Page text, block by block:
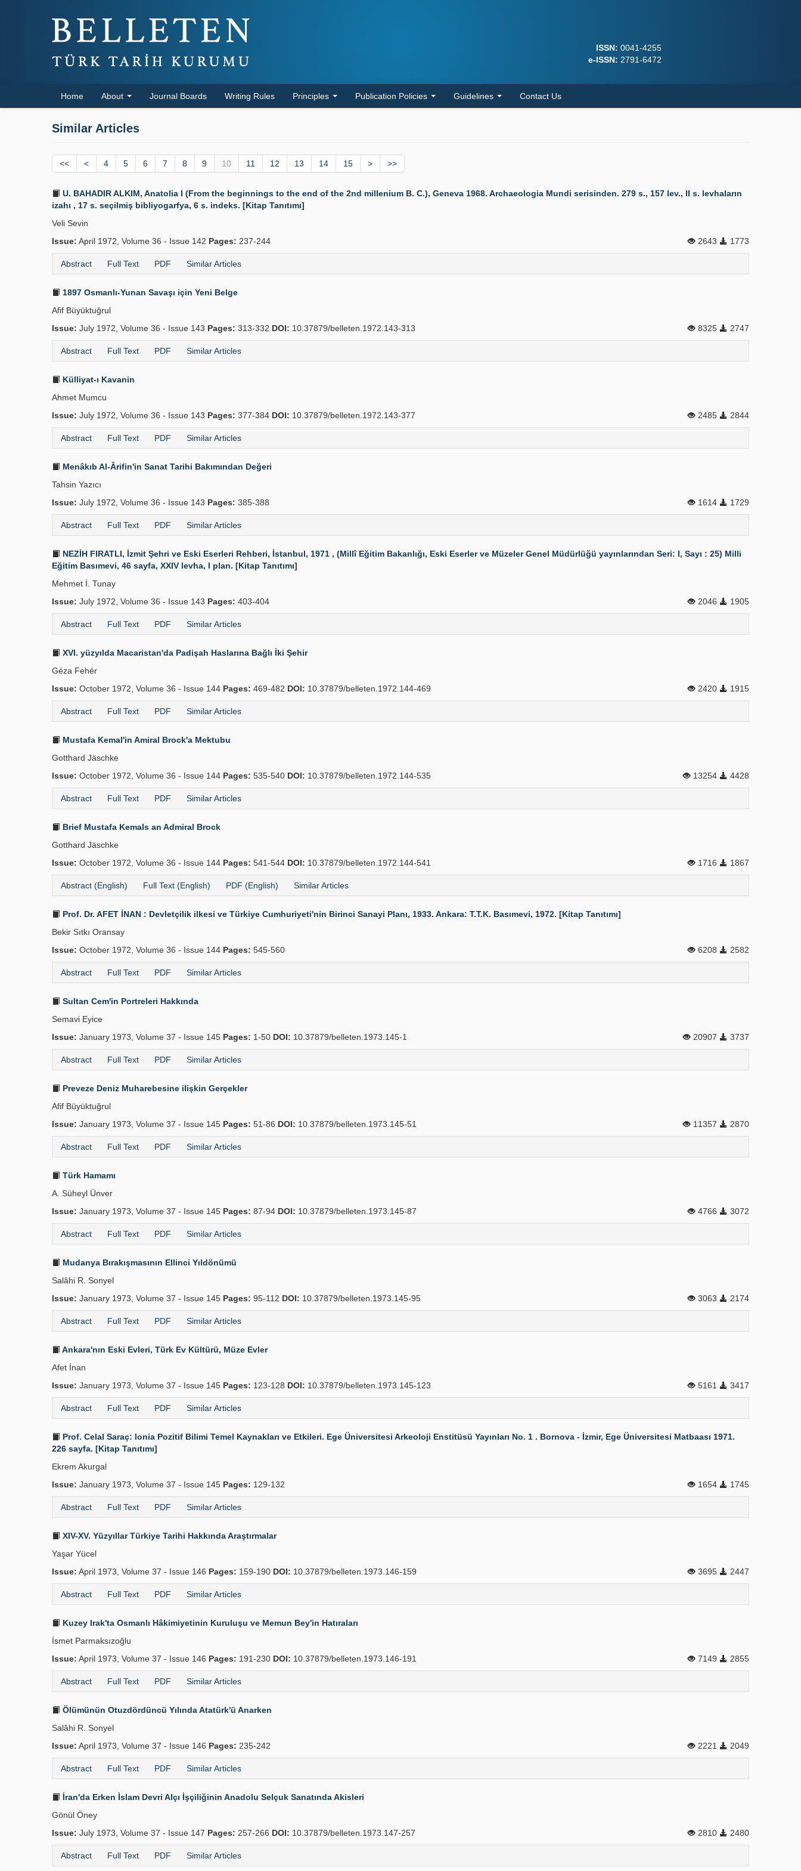
ISSN: 0041-4255
e-ISSN: 2791-6472
Home About Journal Boards Writing Rules Principles Publication Policies Guidelines Contact Us
Similar Articles
<< < 4 5 6 7 8 9 10 11 12 13 14 15 > >>
U. BAHADIR ALKIM, Anatolia I (From the beginnings to the end of the 2nd millenium B. C.), Geneva 1968. Archaeologia Mundi serisinden. 279 s., 157 lev., II s. levhaların
izahı , 17 s. seçilmiş bibliyogarfya, 6 s. indeks. [Kitap Tanıtımı]
Veli Sevin
Issue: April 1972, Volume 36 - Issue 142 Pages: 237-244 2643 1773
Abstract Full Text PDF Similar Articles
1897 Osmanlı-Yunan Savaşı için Yeni Belge
Afif Büyüktuğrul
Issue: July 1972, Volume 36 - Issue 143 Pages: 313-332 DOI: 10.37879/belleten.1972.143-313 8325 2747
Abstract Full Text PDF Similar Articles
Külliyat-ı Kavanin
Ahmet Mumcu
Issue: July 1972, Volume 36 - Issue 143 Pages: 377-384 DOI: 10.37879/belleten.1972.143-377 2485 2844
Abstract Full Text PDF Similar Articles
Menâkıb Al-Ârifin'in Sanat Tarihi Bakımından Değeri
Tahsin Yazıcı
Issue: July 1972, Volume 36 - Issue 143 Pages: 385-388 1614 1729
Abstract Full Text PDF Similar Articles
NEZİH FIRATLI, İzmit Şehri ve Eski Eserleri Rehberi, İstanbul, 1971 , (Millî Eğitim Bakanlığı, Eski Eserler ve Müzeler Genel Müdürlüğü yayınlarından Seri: I, Sayı : 25) Milli
Eğitim Basımevi, 46 sayfa, XXIV levha, I plan. [Kitap Tanıtımı]
Mehmet İ. Tunay
Issue: July 1972, Volume 36 - Issue 143 Pages: 403-404 2046 1905
Abstract Full Text PDF Similar Articles
XVI. yüzyılda Macaristan'da Padişah Haslarına Bağlı İki Şehir
Géza Fehér
Issue: October 1972, Volume 36 - Issue 144 Pages: 469-482 DOI: 10.37879/belleten.1972.144-469 2420 1915
Abstract Full Text PDF Similar Articles
Mustafa Kemal'in Amiral Brock'a Mektubu
Gotthard Jäschke
Issue: October 1972, Volume 36 - Issue 144 Pages: 535-540 DOI: 10.37879/belleten.1972.144-535 13254 4428
Abstract Full Text PDF Similar Articles
Brief Mustafa Kemals an Admiral Brock
Gotthard Jäschke
Issue: October 1972, Volume 36 - Issue 144 Pages: 541-544 DOI: 10.37879/belleten.1972.144-541 1716 1867
Abstract (English) Full Text (English) PDF (English) Similar Articles
Prof. Dr. AFET İNAN : Devletçilik ilkesi ve Türkiye Cumhuriyeti'nin Birinci Sanayi Planı, 1933. Ankara: T.T.K. Basımevi, 1972. [Kitap Tanıtımı]
Bekir Sıtkı Oransay
Issue: October 1972, Volume 36 - Issue 144 Pages: 545-560 6208 2582
Abstract Full Text PDF Similar Articles
Sultan Cem'in Portreleri Hakkında
Semavi Eyice
Issue: January 1973, Volume 37 - Issue 145 Pages: 1-50 DOI: 10.37879/belleten.1973.145-1 20907 3737
Abstract Full Text PDF Similar Articles
Preveze Deniz Muharebesine ilişkin Gerçekler
Afif Büyüktuğrul
Issue: January 1973, Volume 37 - Issue 145 Pages: 51-86 DOI: 10.37879/belleten.1973.145-51 11357 2870
Abstract Full Text PDF Similar Articles
Türk Hamamı
A. Süheyl Ünver
Issue: January 1973, Volume 37 - Issue 145 Pages: 87-94 DOI: 10.37879/belleten.1973.145-87 4766 3072
Abstract Full Text PDF Similar Articles
Mudanya Bırakışmasının Ellinci Yıldönümü
Salâhi R. Sonyel
Issue: January 1973, Volume 37 - Issue 145 Pages: 95-112 DOI: 10.37879/belleten.1973.145-95 3063 2174
Abstract Full Text PDF Similar Articles
Ankara'nın Eski Evleri, Türk Ev Kültürü, Müze Evler
Afet İnan
Issue: January 1973, Volume 37 - Issue 145 Pages: 123-128 DOI: 10.37879/belleten.1973.145-123 5161 3417
Abstract Full Text PDF Similar Articles
Prof. Celal Saraç: lonia Pozitif Bilimi Temel Kaynakları ve Etkileri. Ege Üniversitesi Arkeoloji Enstitüsü Yayınları No. 1 . Bornova - İzmir, Ege Üniversitesi Matbaası 1971.
226 sayfa. [Kitap Tanıtımı]
Ekrem Akurgal
Issue: January 1973, Volume 37 - Issue 145 Pages: 129-132 1654 1745
Abstract Full Text PDF Similar Articles
XIV-XV. Yüzyıllar Türkiye Tarihi Hakkında Araştırmalar
Yaşar Yücel
Issue: April 1973, Volume 37 - Issue 146 Pages: 159-190 DOI: 10.37879/belleten.1973.146-159 3695 2447
Abstract Full Text PDF Similar Articles
Kuzey Irak'ta Osmanlı Hâkimiyetinin Kuruluşu ve Memun Bey'in Hatıraları
İsmet Parmaksızoğlu
Issue: April 1973, Volume 37 - Issue 146 Pages: 191-230 DOI: 10.37879/belleten.1973.146-191 7149 2855
Abstract Full Text PDF Similar Articles
Ölümünün Otuzdördüncü Yılında Atatürk'ü Anarken
Salâhi R. Sonyel
Issue: April 1973, Volume 37 - Issue 146 Pages: 235-242 2221 2049
Abstract Full Text PDF Similar Articles
İran'da Erken İslam Devri Alçı İşçiliğinin Anadolu Selçuk Sanatında Akisleri
Gönül Öney
Issue: July 1973, Volume 37 - Issue 147 Pages: 257-266 DOI: 10.37879/belleten.1973.147-257 2810 2480
Abstract Full Text PDF Similar Articles